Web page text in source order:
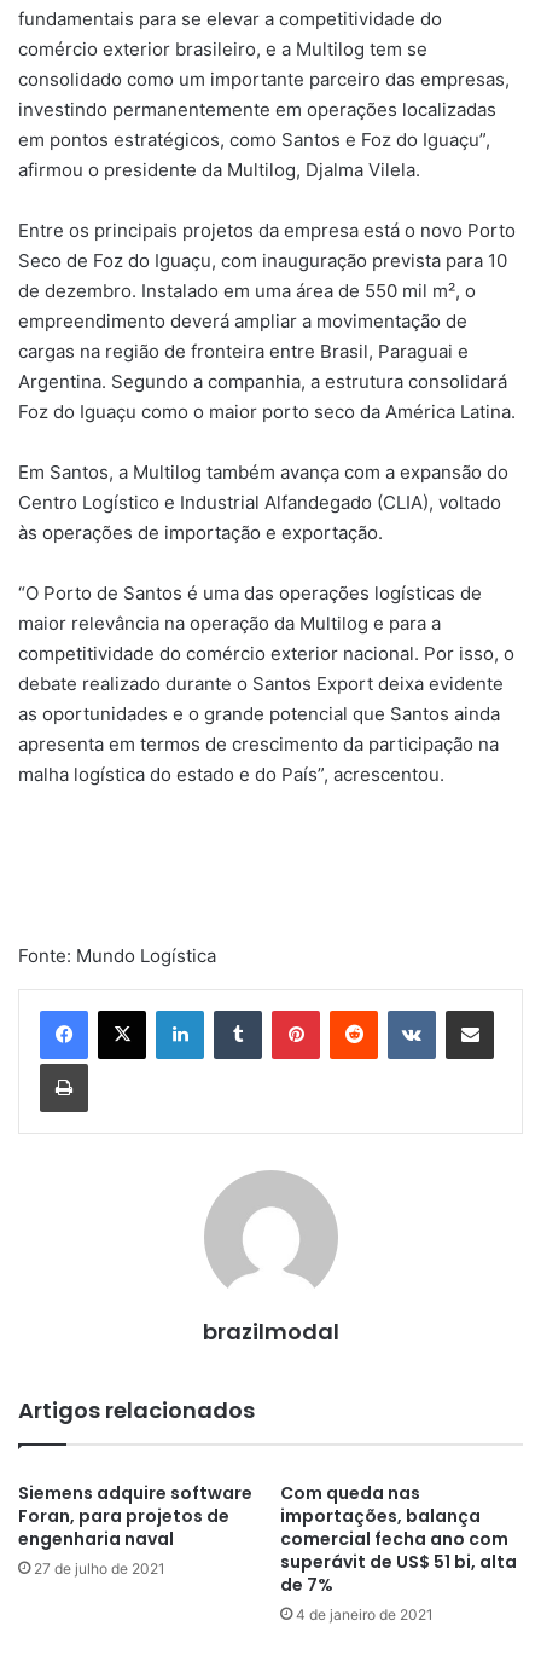
fundamentais para se elevar a competitividade do
comércio exterior brasileiro, e a Multilog tem se
consolidado como um importante parceiro das empresas,
investindo permanentemente em operações localizadas
em pontos estratégicos, como Santos e Foz do Iguaçu”,
afirmou o presidente da Multilog, Djalma Vilela.
Entre os principais projetos da empresa está o novo Porto
Seco de Foz do Iguaçu, com inauguração prevista para 10
de dezembro. Instalado em uma área de 550 mil m², o
empreendimento deverá ampliar a movimentação de
cargas na região de fronteira entre Brasil, Paraguai e
Argentina. Segundo a companhia, a estrutura consolidará
Foz do Iguaçu como o maior porto seco da América Latina.
Em Santos, a Multilog também avança com a expansão do
Centro Logístico e Industrial Alfandegado (CLIA), voltado
às operações de importação e exportação.
“O Porto de Santos é uma das operações logísticas de
maior relevância na operação da Multilog e para a
competitividade do comércio exterior nacional. Por isso, o
debate realizado durante o Santos Export deixa evidente
as oportunidades e o grande potencial que Santos ainda
apresenta em termos de crescimento da participação na
malha logística do estado e do País”, acrescentou.
Fonte: Mundo Logística
LinkedinTumblr PinterestReddit VK Compartilhar via e-mail
Imprimir
brazilmodal
Artigos relacionados
Siemens adquire software
Foran, para projetos de
engenharia naval
27 de julho de 2021
Com queda nas
importações, balança
comercial fecha ano com
superávit de US$ 51 bi, alta
de 7%
4 de janeiro de 2021